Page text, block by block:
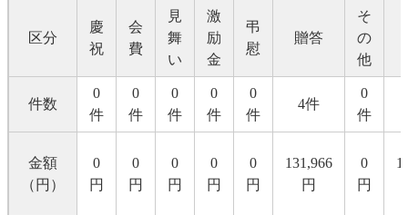
区分
慶
祝
会
費
見
舞
い
激
励
金
弔
慰
贈答
そ
の
他
件数
0
件
0
件
0
件
0
件
0
件
4件
0
件
金額
（円）
0
円
0
円
0
円
0
円
0
円
131,966
円
0
円